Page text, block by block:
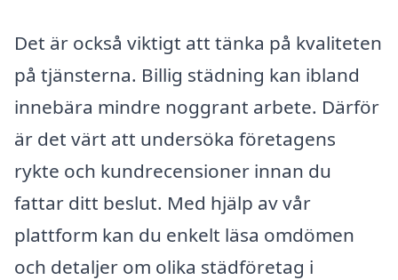
Det är också viktigt att tänka på kvaliteten
på tjänsterna. Billig städning kan ibland
innebära mindre noggrant arbete. Därför
är det värt att undersöka företagens
rykte och kundrecensioner innan du
fattar ditt beslut. Med hjälp av vår
plattform kan du enkelt läsa omdömen
och detaljer om olika städföretag i